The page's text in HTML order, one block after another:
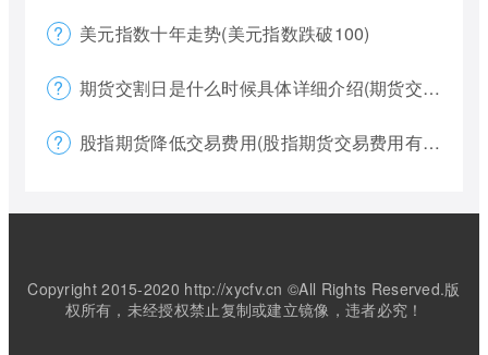
美元指数十年走势(美元指数跌破100)
期货交割日是什么时候具体详细介绍(期货交割日一般是涨还是跌)
股指期货降低交易费用(股指期货交易费用有哪些)
Copyright 2015-2020 http://xycfv.cn ©All Rights Reserved.版
权所有，未经授权禁止复制或建立镜像，违者必究！